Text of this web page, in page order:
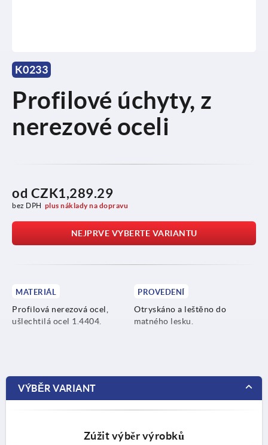
K0233
Profilové úchyty, z
nerezové oceli
od CZK1,289.29
bez DPH plus náklady na dopravu
NEJPRVE VYBERTE VARIANTU
MATERIÁL
Profilová nerezová ocel,
ušlechtilá ocel 1.4404.
PROVEDENÍ
Otryskáno a leštěno do
matného lesku.
VÝBĚR VARIANT
Zúžit výběr výrobků